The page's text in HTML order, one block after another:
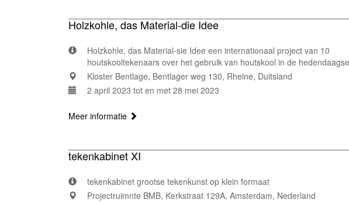
Holzkohle, das Material-die Idee
Holzkohle, das Material-sie Idee een internationaal project van 10
houtskooltekenaars over het gebruik van houtskool in de
Kloster Bentlage, Bentlager weg 130, Rheine, Duitsland
2 april 2023 tot en met 28 mei 2023
Meer informatie
tekenkabinet XI
tekenkabinet grootse tekenkunst op klein formaat
Projectruimnte BMB, Kerkstraat 129A, Amsterdam, Nederland